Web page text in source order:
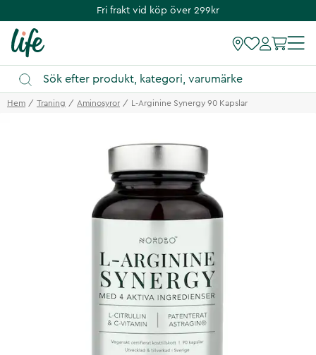
Fri frakt vid köp över 299kr
Hem Traning Aminosyror L-Arginine Synergy 90 Kapslar